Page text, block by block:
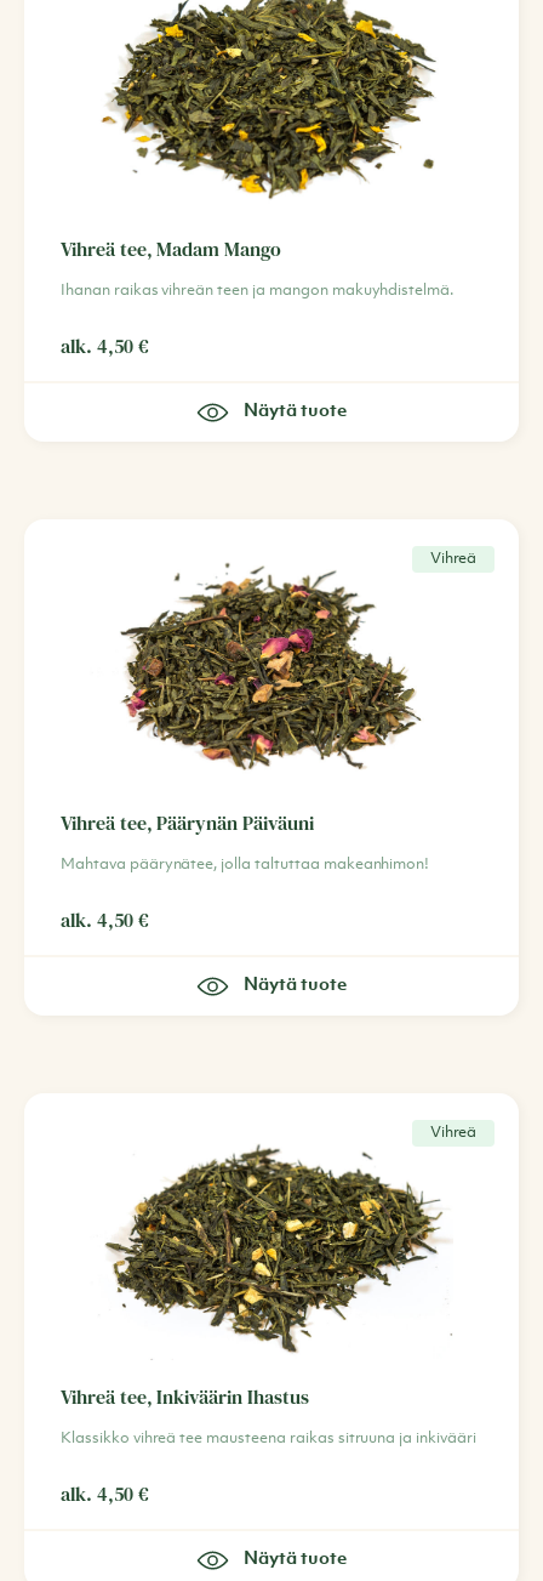
Vihreä tee, Madam Mango
Ihanan raikas vihreän teen ja mangon makuyhdistelmä.
alk. 4,50€
Näytä tuote
Vihreä
Vihreä tee, Päärynän Päiväuni
Mahtava päärynätee, jolla taltuttaa makeanhimon!
alk. 4,50€
Näytä tuote
Vihreä
Vihreä tee, Inkiväärin Ihastus
Klassikko vihreä tee mausteena raikas sitruuna ja inkivääri
alk. 4,50€
Näytä tuote